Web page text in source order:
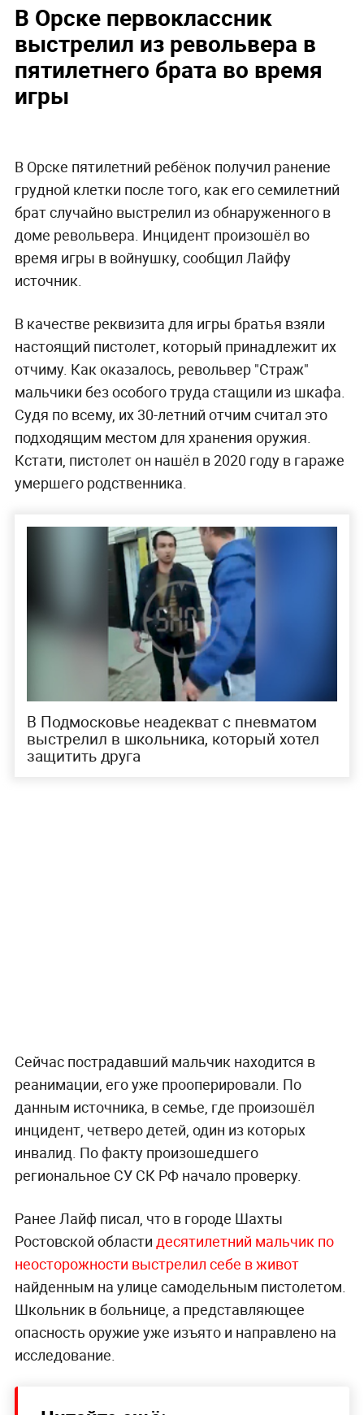
В Орске первоклассник
выстрелил из револьвера в
пятилетнего брата во время
игры
В Орске пятилетний ребёнок получил ранение
грудной клетки после того, как его семилетний
брат случайно выстрелил из обнаруженного в
доме револьвера. Инцидент произошёл во
время игры в войнушку, сообщил Лайфу
источник.
В качестве реквизита для игры братья взяли
настоящий пистолет, который принадлежит их
отчиму. Как оказалось, револьвер "Страж"
мальчики без особого труда стащили из шкафа.
Судя по всему, их 30-летний отчим считал это
подходящим местом для хранения оружия.
Кстати, пистолет он нашёл в 2020 году в гараже
умершего родственника.
В Подмосковье неадекват с пневматом
выстрелил в школьника, который хотел
защитить друга
Сейчас пострадавший мальчик находится в
реанимации, его уже прооперировали. По
данным источника, в семье, где произошёл
инцидент, четверо детей, один из которых
инвалид. По факту произошедшего
региональное СУ СК РФ начало проверку.
Ранее Лайф писал, что в городе Шахты
Ростовской области десятилетний мальчик по
неосторожности выстрелил себе в живот
найденным на улице самодельным пистолетом.
Школьник в больнице, а представляющее
опасность оружие уже изъято и направлено на
исследование.